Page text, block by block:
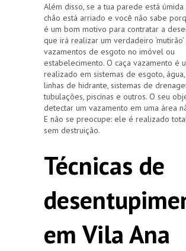
Além disso, se a tua parede está
chão está arriado e você não sabe
é um bom motivo para contratar a
que irá realizar um verdadeiro
vazamentos de esgoto no imóvel ou
estabelecimento. O caça vazamento é
realizado em sistemas de esgoto, água,
linhas de hidrante, sistemas de
tubulações, piscinas e outros. O seu
detectar um vazamento em uma área
E não se preocupe: ele é realizado
sem destruição.
Técnicas de
em Vila Ana